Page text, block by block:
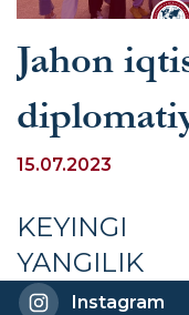
Jahon
talabalari
ishtirok
15.07.2023
KEYINGI
YANGILIK
Instagram